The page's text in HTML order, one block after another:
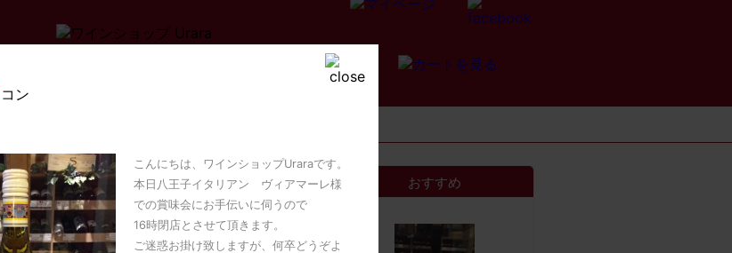
おすすめ
こんにちは、ワインショップUraraです。
本日八王子イタリアン ヴィアマーレ様
での賞味会にお手伝いに伺うので
16時閉店とさせて頂きます。
ご迷惑お掛け致しますが、何卒どうぞよ